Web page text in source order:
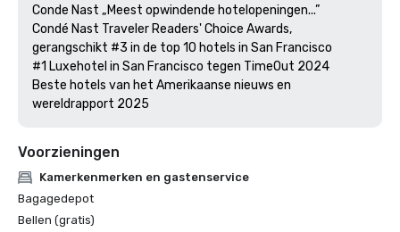
Conde Nast „Meest opwindende hotelopeningen...”
Condé Nast Traveler Readers' Choice Awards,
gerangschikt #3 in de top 10 hotels in San Francisco
#1 Luxehotel in San Francisco tegen TimeOut 2024
Beste hotels van het Amerikaanse nieuws en
Voorzieningen
Kamerkenmerken en gastenservice
Bagagedepot
Bellen (gratis)